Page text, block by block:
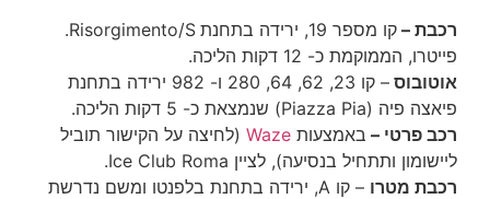
רכבת – קו מספר 19, ירידה בתחנת
Risorgimento/S.
פייטרו, הממוקמת כ- 12 דקות הליכה.
אוטובוס
– קו 23, 62, 64, 280 ו- 982 ירידה בתחנת
פיאצה פיה (Piazza Pia) שנמצאת כ- 5 דקות הליכה.
רכב פרטי – באמצעות Waze (לחיצה על הקישור תוביל
ליישומון ותתחיל בנסיעה), לציין Ice Club Roma.
רכבת מטרו
– קו A, ירידה בתחנת בלפנטו ומשם נדרשת